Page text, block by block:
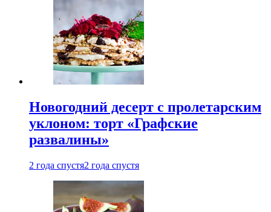
Новогодний десерт с пролетарским
уклоном: торт «Графские
развалины»
2 года спустя2 года спустя